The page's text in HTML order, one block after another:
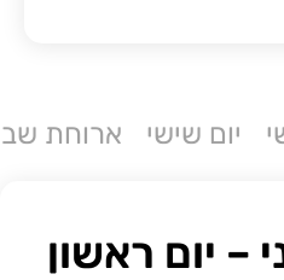
יום שישי ארוחת
– יום ראשון